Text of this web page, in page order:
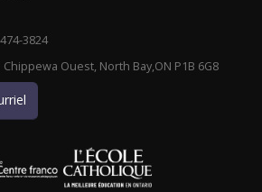
3824
Chippewa Ouest, North Bay,ON P1B 6G8